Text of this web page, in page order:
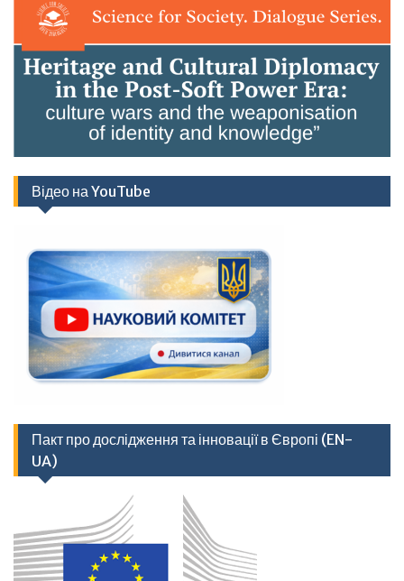
Відео на YouTube
Пакт про дослідження та інновації в Європі (EN-
UA)